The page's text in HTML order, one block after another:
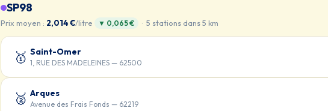
SP98
Prix moyen : 2,014 €/litre ▼ 0,065 € · 5 stations dans 5 km
🥇 Saint-Omer
1, RUE DES MADELEINES — 62500
🥈 Arques
Avenue des Frais Fonds — 62219